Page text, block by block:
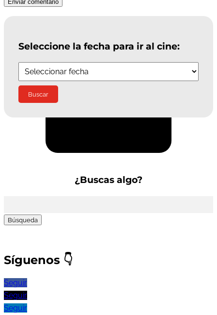
Enviar comentario
Seleccione la fecha para ir al cine:
¿Buscas algo?
Síguenos 👇
Seguir
Seguir
Seguir